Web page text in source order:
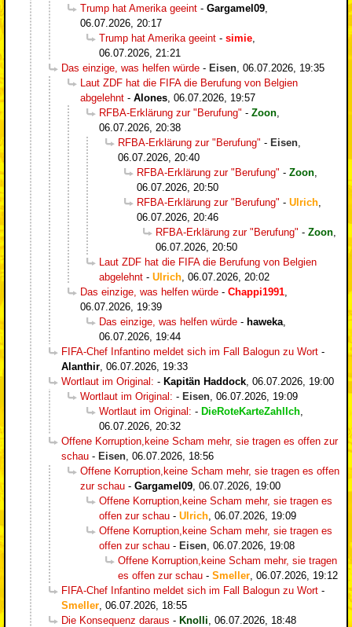
Trump hat Amerika geeint - Gargamel09
06.07.2026, 20:17
Trump hat Amerika geeint - simie
06.07.2026, 21:21
Das einzige, was helfen würde - Eisen 06.07.2026, 19:35
Laut ZDF hat die FIFA die Berufung von Belgien
abgelehnt - Alones 06.07.2026, 19:57
RFBA-Erklärung zur "Berufung" - Zoon
06.07.2026, 20:38
RFBA-Erklärung zur "Berufung" - Eisen
06.07.2026, 20:40
RFBA-Erklärung zur "Berufung" - Zoon
06.07.2026, 20:50
RFBA-Erklärung zur "Berufung" - Ulrich
06.07.2026, 20:46
RFBA-Erklärung zur "Berufung" - Zoon
06.07.2026, 20:50
Laut ZDF hat die FIFA die Berufung von Belgien
abgelehnt - Ulrich 06.07.2026, 20:02
Das einzige, was helfen würde - Chappi1991
06.07.2026, 19:39
Das einzige, was helfen würde - haweka
06.07.2026, 19:44
FIFA-Chef Infantino meldet sich im Fall Balogun zu Wort -
Alanthir 06.07.2026, 19:33
Wortlaut im Original: - Kapitän Haddock 06.07.2026, 19:00
Wortlaut im Original: - Eisen 06.07.2026, 19:09
Wortlaut im Original: - DieRoteKarteZahlIch
06.07.2026, 20:32
Offene Korruption,keine Scham mehr, sie tragen es offen zur
schau - Eisen 06.07.2026, 18:56
Offene Korruption,keine Scham mehr, sie tragen es offen
zur schau - Gargamel09 06.07.2026, 19:00
Offene Korruption,keine Scham mehr, sie tragen es
offen zur schau - Ulrich 06.07.2026, 19:09
Offene Korruption,keine Scham mehr, sie tragen es
offen zur schau - Eisen 06.07.2026, 19:08
Offene Korruption,keine Scham mehr, sie tragen
es offen zur schau - Smeller 06.07.2026, 19:12
FIFA-Chef Infantino meldet sich im Fall Balogun zu Wort -
Smeller 06.07.2026, 18:55
Die Konsequenz daraus - Knolli 06.07.2026, 18:48